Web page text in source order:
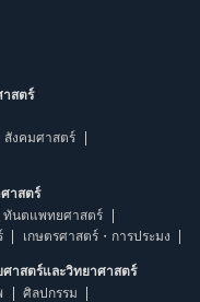
สตร์
สังคมศาสตร์
าสตร์
ทันตแพทยศาสตร์
เกษตรศาสตร์・การประมง
าสตร์และวิทยาศาสตร์
ศิลปกรรม